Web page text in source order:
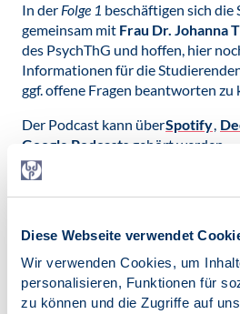
Diese Webseite verwendet
Wir verwenden Cookies, um
personalisieren, Funktionen für
zu können und die Zugriffe auf
In der Folge 1 beschäftigen sich die
gemeinsam mit Frau Dr. Johanna
des PsychThG und hoffen, hier
Informationen für die
ggf. offene Fragen beantworten zu
Der Podcast kann überSpotify,
Google Podcasts gehört werden.
Anregungen, Kritik oder
Psycholog*innen können sich
Studierende im BDP, die gerne bei
mitarbeiten möchten, können sich
Onboardingteam der